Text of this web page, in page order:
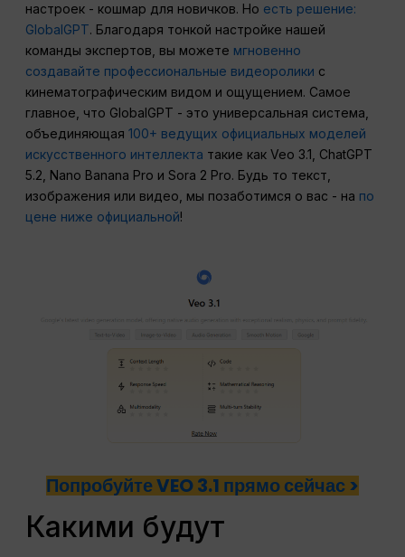
настроек - кошмар для новичков. Но есть решение:
GlobalGPT. Благодаря тонкой настройке нашей
команды экспертов, вы можете мгновенно
создавайте профессиональные видеоролики с
кинематографическим видом и ощущением. Самое
главное, что GlobalGPT - это универсальная система,
объединяющая100+ ведущих официальных моделей
искусственного интеллекта такие как Veo 3.1, ChatGPT
5.2, Nano Banana Pro и Sora 2 Pro. Будь то текст,
изображения или видео, мы позаботимся о вас - на по
цене ниже официальной!
Попробуйте VEO 3.1 прямо сейчас >
Какими будут